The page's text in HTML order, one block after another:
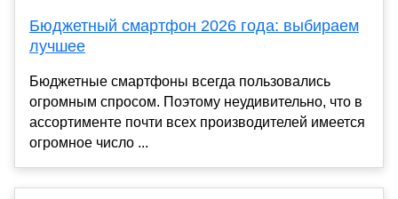
Бюджетный смартфон 2026 года: выбираем
лучшее
Бюджетные смартфоны всегда пользовались
огромным спросом. Поэтому неудивительно, что в
ассортименте почти всех производителей имеется
огромное число ...